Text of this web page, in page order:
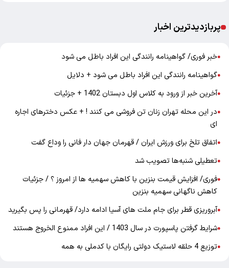
پربازدیدترین اخبار
●خبر فوری/ گواهینامه رانندگی این افراد باطل می شود
●گواهینامه رانندگی این افراد باطل می شود + دلایل
●آخرین خبر از ورود به کلاس اول دبستان 1402 + جزئیات
●در این محله تهران زنان تن فروشی می کنند ! + عکس دخترهای اجاره
ای
●اتفاق تلخ برای ورزش ایران / قهرمان جهان دار فانی را وداع گفت
●تعطیلی شنبه‌ها تصویب شد
●فوری/ افزایش قیمت بنزین با کاهش سهمیه ها از امروز ؟ / جزئیات
کاهش ناگهانی سهمیه بنزین
●آبروریزی قطر برای جام ملت های آسیا ادامه دارد/ قهرمانی را پس بگیرید
●شرایط گرفتن پاسپورت در سال 1403 / این افراد ممنوع الخروج هستند
●توزیع 4 حلقه لاستیک دولتی رایگان با کدملی به همه